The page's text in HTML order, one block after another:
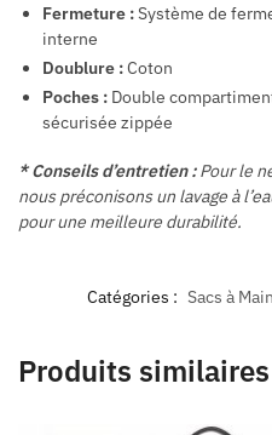
Fermeture :Système de
interne
Doublure :Coton
Poches : Double
sécurisée zippée
* Conseils d’entretien :Pour le
nous préconisons un lavage à
pour une meilleure durabilité.
Catégories : Sacs à
Produits similaires